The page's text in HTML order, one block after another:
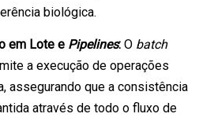
biológica.
em Lote e Pipelines: O batch
a execução de operações
assegurando que a consistência
através de todo o fluxo de